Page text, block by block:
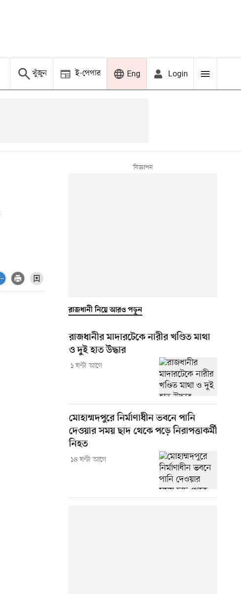
খুঁজুন ই-পেপার Eng Login
রাজধানী নিয়ে আরও পড়ুন
রাজধানীর মাদারটেকে নারীর খণ্ডিত মাথা
ও দুই হাত উদ্ধার
১ ঘণ্টা আগে
মোহাম্মদপুরে নির্মাণাধীন ভবনে পানি
দেওয়ার সময় ছাদ থেকে পড়ে নিরাপত্তাকর্মী
নিহত
১৪ ঘণ্টা আগে